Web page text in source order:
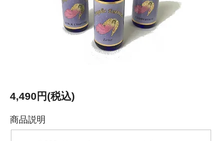
4,490円(税込)
商品説明